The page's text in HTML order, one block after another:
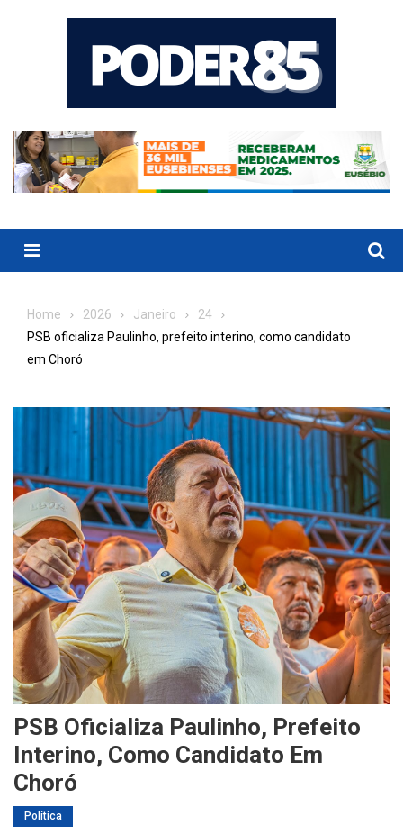
Menu
Home 2026 Janeiro
24
PSB oficializa Paulinho, prefeito interino, como candidato
em Choró
PSB Oficializa Paulinho, Prefeito
Interino, Como Candidato Em
Choró
Política